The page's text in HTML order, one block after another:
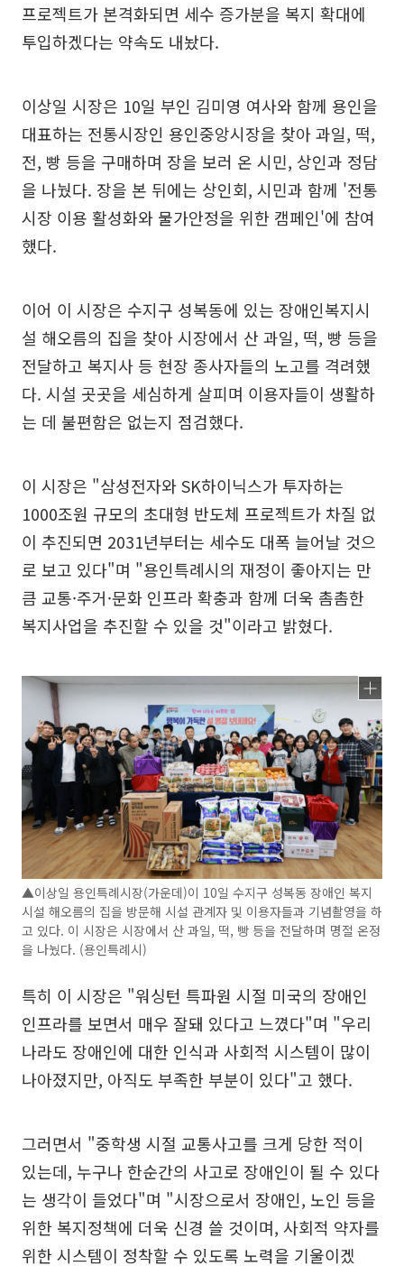
프로젝트가 본격화되면 세수 증가분을 복지 확대에
투입하겠다는 약속도 내놨다.
이상일 시장은 10일 부인 김미영 여사와 함께 용인을
대표하는 전통시장인 용인중앙시장을 찾아 과일, 떡,
전, 빵 등을 구매하며 장을 보러 온 시민, 상인과 정담
을 나눴다. 장을 본 뒤에는 상인회, 시민과 함께 '전통
시장 이용 활성화와 물가안정을 위한 캠페인'에 참여
했다.
이어 이 시장은 수지구 성복동에 있는 장애인복지시
설 해오름의 집을 찾아 시장에서 산 과일, 떡, 빵 등을
전달하고 복지사 등 현장 종사자들의 노고를 격려했
다. 시설 곳곳을 세심하게 살피며 이용자들이 생활하
는 데 불편함은 없는지 점검했다.
이 시장은 "삼성전자와 SK하이닉스가 투자하는
1000조원 규모의 초대형 반도체 프로젝트가 차질 없
이 추진되면 2031년부터는 세수도 대폭 늘어날 것으
로 보고 있다"며 "용인특례시의 재정이 좋아지는 만
큼 교통·주거·문화 인프라 확충과 함께 더욱 촘촘한
복지사업을 추진할 수 있을 것"이라고 밝혔다.
▲이상일 용인특례시장(가운데)이 10일 수지구 성복동 장애인 복지
시설 해오름의 집을 방문해 시설 관계자 및 이용자들과 기념촬영을 하
고 있다. 이 시장은 시장에서 산 과일, 떡, 빵 등을 전달하며 명절 온정
을 나눴다. (용인특례시)
특히 이 시장은 "워싱턴 특파원 시절 미국의 장애인
인프라를 보면서 매우 잘돼 있다고 느꼈다"며 "우리
나라도 장애인에 대한 인식과 사회적 시스템이 많이
나아졌지만, 아직도 부족한 부분이 있다"고 했다.
그러면서 "중학생 시절 교통사고를 크게 당한 적이
있는데, 누구나 한순간의 사고로 장애인이 될 수 있다
는 생각이 들었다"며 "시장으로서 장애인, 노인 등을
위한 복지정책에 더욱 신경 쓸 것이며, 사회적 약자를
위한 시스템이 정착할 수 있도록 노력을 기울이겠